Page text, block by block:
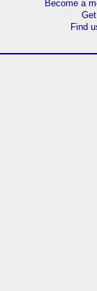
Become a
Find